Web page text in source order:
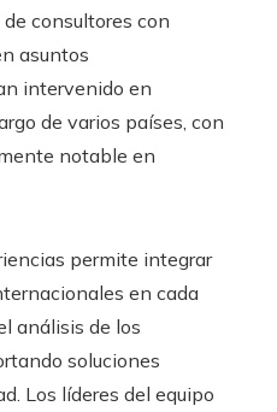
consultores con
asuntos
intervenido en
de varios países, con
notable en
permite integrar
en cada
análisis de los
soluciones
Los líderes del equipo